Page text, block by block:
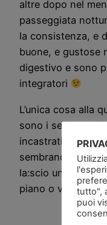
altre dopo nel
passeggiata
la consistenza, e
buone, e gustose
digestivo e sono
integratori
L’unica cosa alla
sono i semi che si
incastrati nella
sembrano proprio
la:scio un paio di
piano o vi
tutto",
puoi